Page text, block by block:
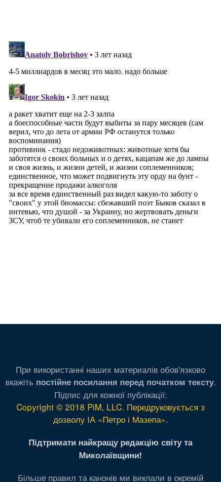
При використанні наших материалів обов'язково
вкажіть постійне посилання перед початком тексту.
Підпис для кожної публікації:
Copyright © 2018 PiM, LLC. Передруковується з
дозволу ІА «Петро і Мазепа».
Підтримати найкращу редакцію світу та
Миколаївщини!
Більше правил та канонів ми виклали в окремій